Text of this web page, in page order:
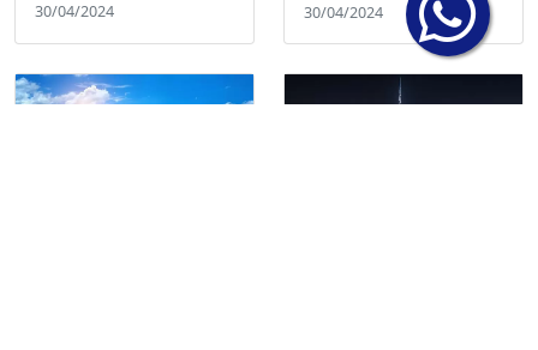
30/04/2024 30/04/2024